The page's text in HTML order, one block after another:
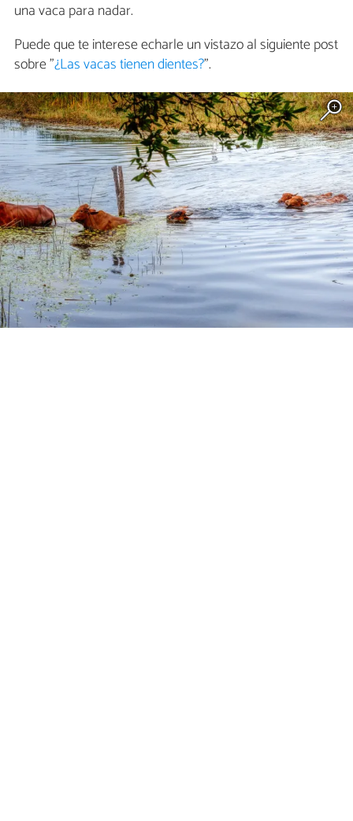
una vaca para nadar.
Puede que te interese echarle un vistazo al siguiente post
sobre "¿Las vacas tienen dientes?".